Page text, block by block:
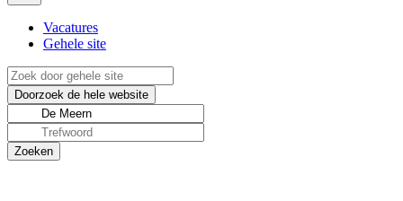
Vacatures
Gehele site